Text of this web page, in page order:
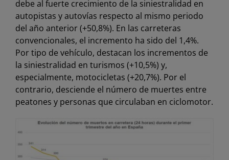
debe al fuerte crecimiento de la siniestralidad en
autopistas y autovías respecto al mismo periodo
del año anterior (+50,8%). En las carreteras
convencionales, el incremento ha sido del 1,4%.
Por tipo de vehículo, destacan los incrementos de
la siniestralidad en turismos (+10,5%) y,
especialmente, motocicletas (+20,7%). Por el
contrario, desciende el número de muertes entre
peatones y personas que circulaban en ciclomotor.